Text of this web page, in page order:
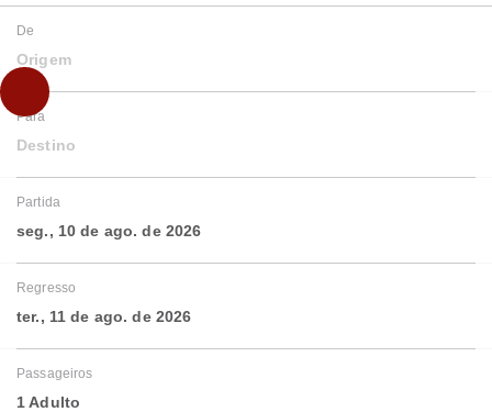
De
Origem
Para
Destino
Partida
seg., 10 de ago. de 2026
Regresso
ter., 11 de ago. de 2026
Passageiros
1 Adulto